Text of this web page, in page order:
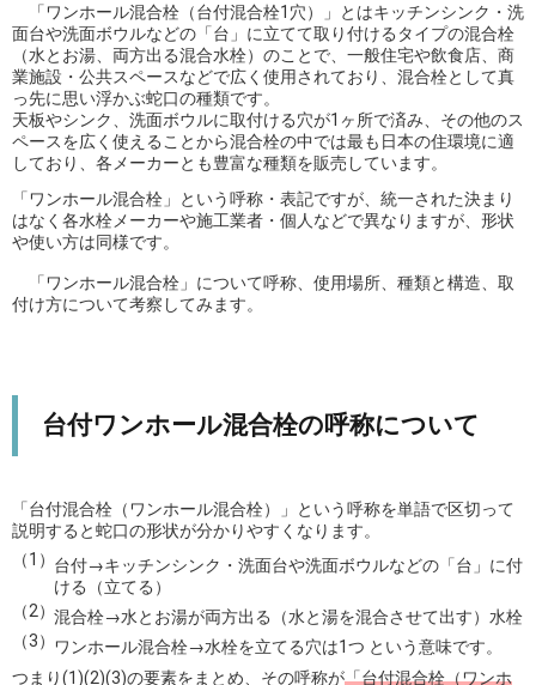
「ワンホール混合栓（台付混合栓1穴）」とはキッチンシンク・洗
面台や洗面ボウルなどの「台」に立てて取り付けるタイプの混合栓
（水とお湯、両方出る混合水栓）のことで、一般住宅や飲食店、商
業施設・公共スペースなどで広く使用されており、混合栓として真
っ先に思い浮かぶ蛇口の種類です。
天板やシンク、洗面ボウルに取付ける穴が1ヶ所で済み、その他のス
ペースを広く使えることから混合栓の中では最も日本の住環境に適
しており、各メーカーとも豊富な種類を販売しています。
「ワンホール混合栓」という呼称・表記ですが、統一された決まり
はなく各水栓メーカーや施工業者・個人などで異なりますが、形状
や使い方は同様です。
「ワンホール混合栓」について呼称、使用場所、種類と構造、取
付け方について考察してみます。
台付ワンホール混合栓の呼称について
「台付混合栓（ワンホール混合栓）」という呼称を単語で区切って
説明すると蛇口の形状が分かりやすくなります。
台付→キッチンシンク・洗面台や洗面ボウルなどの「台」に付
ける（立てる）
混合栓→水とお湯が両方出る（水と湯を混合させて出す）水栓
ワンホール混合栓→水栓を立てる穴は1つ という意味です。
つまり(1)(2)(3)の要素をまとめ、その呼称が「台付混合栓（ワンホ